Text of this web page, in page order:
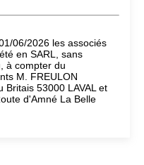
06/2026 les associés
en SARL, sans
à compter du
M. FREULON
Britais 53000 LAVAL et
d'Amné La Belle